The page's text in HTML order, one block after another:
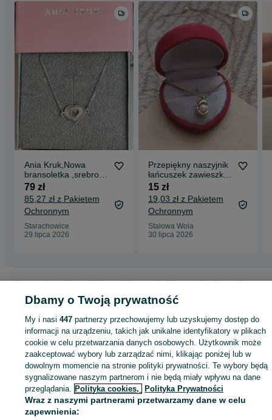
Ania Kruk,Nowa
bransoletka ,srebro
925,brokat ,emalia
79 zł
85,27 zł z Pakietem
Ochronnym
Starachowice
29 lipca 2026
Przepiękny naszyjnik
łańcuszek zawieszka
perełka stal
nierdzewna cudo
15 zł
19,03 zł z Pakietem
Ochronnym
Stalowa Wola
30 lipca 2026
Strona główna Moda Biżuteria Bransoletki
Bransoletki - Śląskie
Bransoletki - Gliwice
Bransoletki - Śródmieście
KATEGORIA
ID:1066010522 Wyświetlenia:
Kup
Dbamy o Twoją prywatność
My i nasi447 partnerzy przechowujemy lub uzyskujemy dostęp do
informacji na urządzeniu, takich jak unikalne identyfikatory w plikach
cookie w celu przetwarzania danych osobowych. Użytkownik może
zaakceptować wybory lub zarządzać nimi, klikając poniżej lub w
dowolnym momencie na stronie polityki prywatności. Te wybory będą
sygnalizowane naszym partnerom i nie będą miały wpływu na dane
przeglądania. Polityka cookies, Polityka Prywatności
Wraz z naszymi partnerami przetwarzamy dane w celu
zapewnienia: